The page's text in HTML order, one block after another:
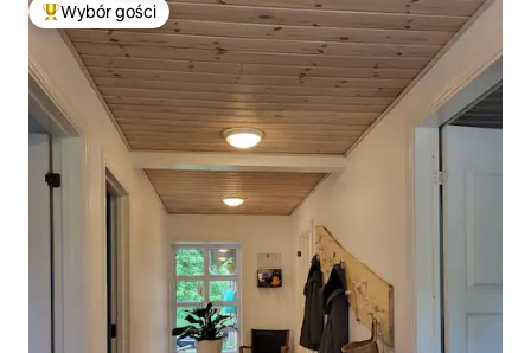
Najpopularniejsze z kategorii Wybór gości
Wybór gości